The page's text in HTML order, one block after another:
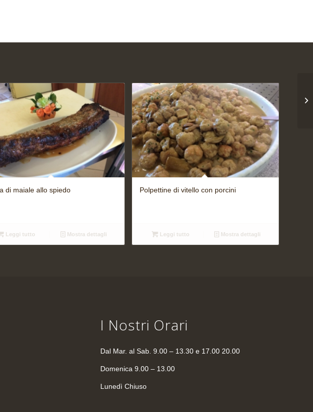
di maiale allo spiedo
Leggi tutto Mostra dettagli
Polpettine di vitello con porcini
Leggi tutto Mostra dettagli
I Nostri Orari
Dal Mar. al Sab. 9.00 – 13.30 e 17.00 20.00
Domenica 9.00 – 13.00
Lunedì Chiuso